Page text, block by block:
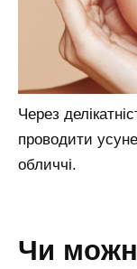
Через
проводити
обличчі.
чи можна позбутися від